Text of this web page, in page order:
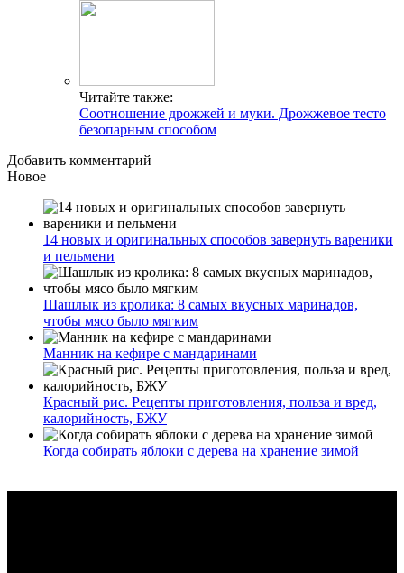
Читайте также:
Соотношение дрожжей и муки. Дрожжевое тесто
безопарным способом
Добавить комментарий
Новое
14 новых и оригинальных способов завернуть вареники
и пельмени
Шашлык из кролика: 8 самых вкусных маринадов,
чтобы мясо было мягким
Манник на кефире с мандаринами
Красный рис. Рецепты приготовления, польза и вред,
калорийность, БЖУ
Когда собирать яблоки с дерева на хранение зимой